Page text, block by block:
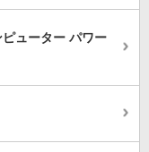
ューター パワー